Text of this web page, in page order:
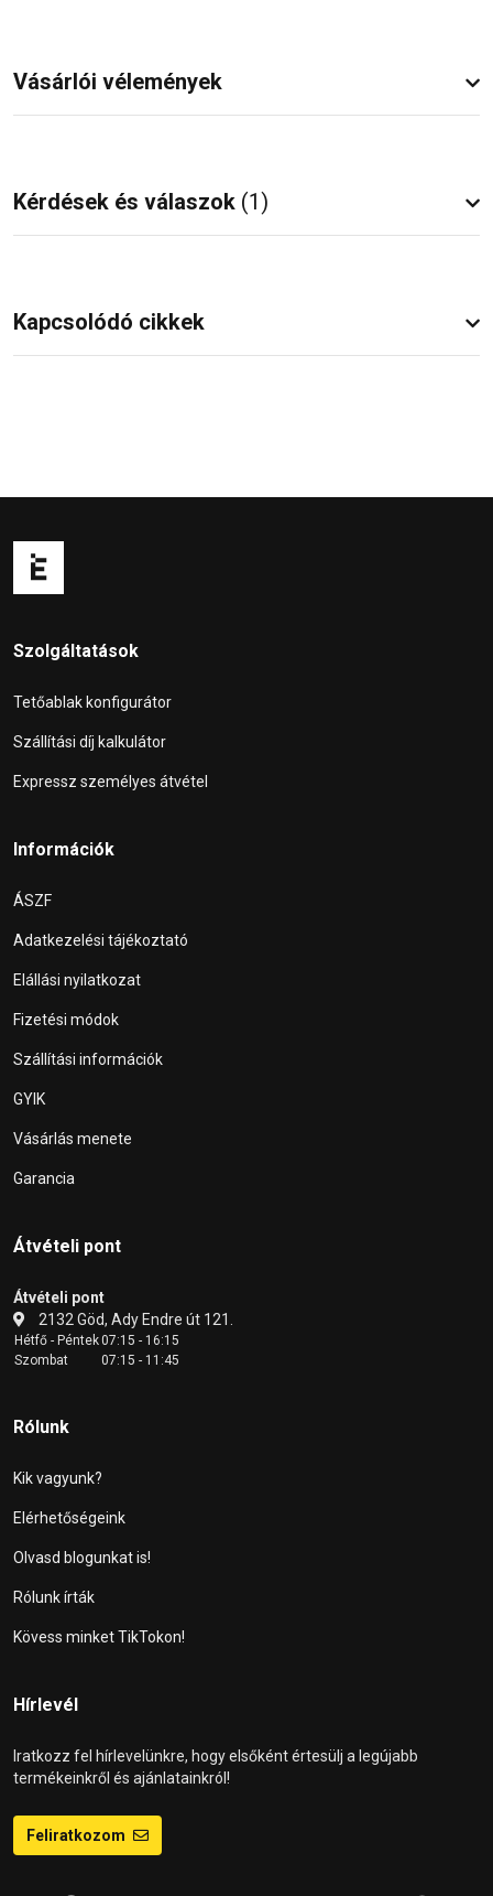
Vásárlói vélemények
Kérdések és válaszok (1)
Kapcsolódó cikkek
Szolgáltatások
Tetőablak konfigurátor
Szállítási díj kalkulátor
Expressz személyes átvétel
Információk
ÁSZF
Adatkezelési tájékoztató
Elállási nyilatkozat
Fizetési módok
Szállítási információk
GYIK
Vásárlás menete
Garancia
Átvételi pont
Átvételi pont
2132 Göd, Ady Endre út 121.
Hétfő - Péntek07:15 - 16:15
Szombat
07:15 - 11:45
Rólunk
Kik vagyunk?
Elérhetőségeink
Olvasd blogunkat is!
Rólunk írták
Kövess minket TikTokon!
Hírlevél
Iratkozz fel hírlevelünkre, hogy elsőként értesülj a legújabb
termékeinkről és ajánlatainkról!
Feliratkozom